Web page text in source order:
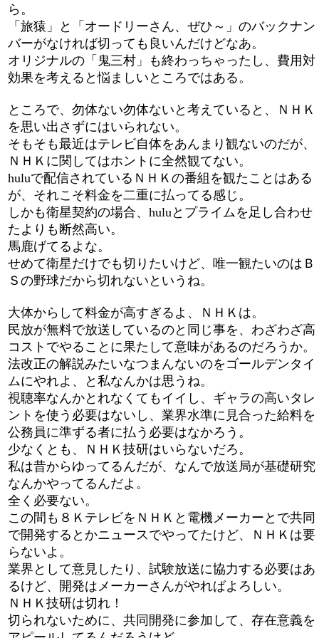
ら。
「旅猿」と「オードリーさん、ぜひ～」のバックナン
バーがなければ切っても良いんだけどなあ。
オリジナルの「鬼三村」も終わっちゃったし、費用対
効果を考えると悩ましいところではある。
ところで、勿体ない勿体ないと考えていると、ＮＨＫ
を思い出さずにはいられない。
そもそも最近はテレビ自体をあんまり観ないのだが、
ＮＨＫに関してはホントに全然観てない。
huluで配信されているＮＨＫの番組を観たことはある
が、それこそ料金を二重に払ってる感じ。
しかも衛星契約の場合、huluとプライムを足し合わせ
たよりも断然高い。
馬鹿げてるよな。
せめて衛星だけでも切りたいけど、唯一観たいのはＢ
Ｓの野球だから切れないというね。
大体からして料金が高すぎるよ、ＮＨＫは。
民放が無料で放送しているのと同じ事を、わざわざ高
コストでやることに果たして意味があるのだろうか。
法改正の解説みたいなつまんないのをゴールデンタイ
ムにやれよ、と私なんかは思うね。
視聴率なんかとれなくてもイイし、ギャラの高いタレ
ントを使う必要はないし、業界水準に見合った給料を
公務員に準ずる者に払う必要はなかろう。
少なくとも、ＮＨＫ技研はいらないだろ。
私は昔からゆってるんだが、なんで放送局が基礎研究
なんかやってるんだよ。
全く必要ない。
この間も８ＫテレビをＮＨＫと電機メーカーとで共同
で開発するとかニュースでやってたけど、ＮＨＫは要
らないよ。
業界として意見したり、試験放送に協力する必要はあ
るけど、開発はメーカーさんがやればよろしい。
ＮＨＫ技研は切れ！
切られないために、共同開発に参加して、存在意義を